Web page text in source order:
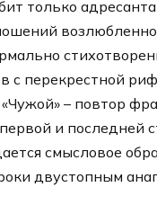
только адресанта
с перекрестной
– повтор
и последней
смысловое
двустопным